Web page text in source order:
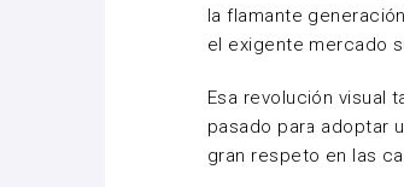
la flamante
el exigente mercado
Esa revolución visual
pasado para adoptar
gran respeto en las